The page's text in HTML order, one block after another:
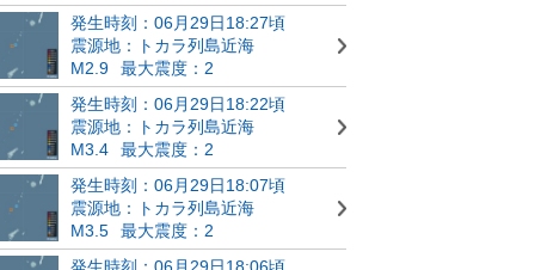
発生時刻：06月29日18:27頃
震源地：トカラ列島近海
M2.9
最大震度：2
発生時刻：06月29日18:22頃
震源地：トカラ列島近海
M3.4
最大震度：2
発生時刻：06月29日18:07頃
震源地：トカラ列島近海
M3.5
最大震度：2
発生時刻：06月29日18:06頃